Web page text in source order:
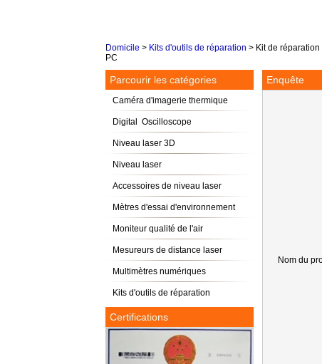
Domicile > Kits d'outils de réparation > Kit de
PC
Parcourir les catégories
Caméra d'imagerie thermique
Digital Oscilloscope
Niveau laser 3D
Niveau laser
Accessoires de niveau laser
Mètres d'essai d'environnement
Moniteur qualité de l'air
Mesureurs de distance laser
Multimètres numériques
Kits d'outils de réparation
Certifications
Enquête
Nom du